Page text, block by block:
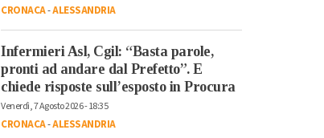
CRONACA-ALESSANDRIA
Infermieri Asl, Cgil: “Basta parole,
pronti ad andare dal Prefetto”. E
chiede risposte sull’esposto in Procura
Venerdì, 7 Agosto 2026 - 18:35
CRONACA-ALESSANDRIA